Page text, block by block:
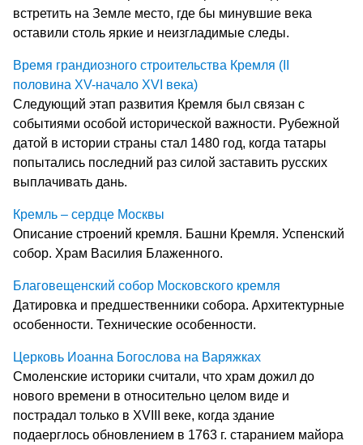
встретить на Земле место, где бы минувшие века
оставили столь яркие и неизгладимые следы.
Время грандиозного строительства Кремля (II
половина XV-начало XVI века)
Следующий этап развития Кремля был связан с
событиями особой исторической важности. Рубежной
датой в истории страны стал 1480 год, когда татары
попытались последний раз силой заставить русских
выплачивать дань.
Кремль – сердце Москвы
Описание строений кремля. Башни Кремля. Успенский
собор. Храм Василия Блаженного.
Благовещенский собор Московского кремля
Датировка и предшественники собора. Архитектурные
особенности. Технические особенности.
Церковь Иоанна Богослова на Варяжках
Смоленские историки считали, что храм дожил до
нового времени в относительно целом виде и
пострадал только в XVIII веке, когда здание
подаерглось обновлением в 1763 г. старанием майора